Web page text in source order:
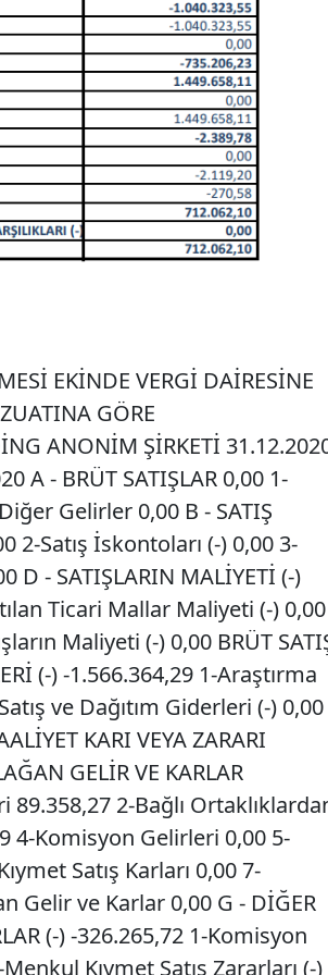
EKİNDE VERGİ DAİRESİNE
GÖRE
ANONİM ŞİRKETİ
A - BRÜT SATIŞLAR 0,00 1-
Gelirler 0,00 B - SATIŞ
2-Satış İskontoları (-) 0,00 3-
D - SATIŞLARIN MALİYETİ (-)
Ticari Mallar Maliyeti (-) 0,00
Maliyeti (-) 0,00 BRÜT
(-) -1.566.364,29 1-Araştırma
ve Dağıtım Giderleri (-) 0,00
KARI VEYA ZARARI
GELİR VE KARLAR
2-Bağlı
4-Komisyon Gelirleri 0,00 5-
Satış Karları 0,00 7-
Gelir ve Karlar 0,00 G - DİĞER
(-) -326.265,72 1-Komisyon
Kıymet Satış Zararları (-)